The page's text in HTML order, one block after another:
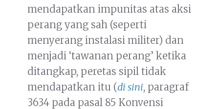
mendapatkan impunitas atas aksi
perang yang sah (seperti
menyerang instalasi militer) dan
menjadi ‘tawanan perang’ ketika
ditangkap, peretas sipil tidak
mendapatkan itu (di sini, paragraf
3634 pada pasal 85 Konvensi